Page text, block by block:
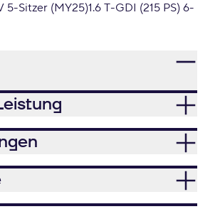
5-Sitzer (MY25)1.6 T-GDI (215 PS) 6-